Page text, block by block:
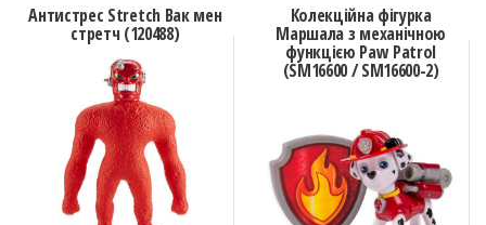
Антистрес Stretch Вак мен
стретч (120488)
Колекційна фігурка
Маршала з механічною
функцією Paw Patrol
(SM16600 / SM16600-2)